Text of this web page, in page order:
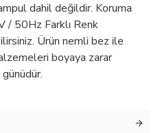
dahil değildir. Koruma
/ 50Hz Farklı Renk
Ürün nemli bez ile
boyaya zarar